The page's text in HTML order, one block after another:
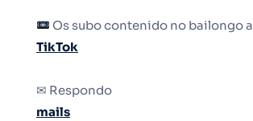
Os subo contenido no bailongo a
TikTok
✉ Respondo
mails